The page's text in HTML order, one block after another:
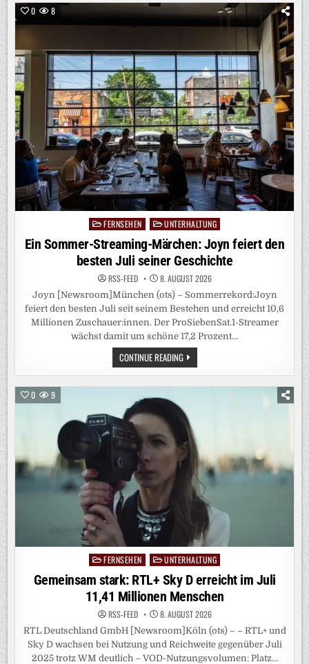
1992
ALLES
BEGANN:
MIT
„HEIDIFEST“
FEIERT
HEIDI
KLUM
AM
17.
SEPTEMBER
IHRE
GROSSE P
REMIERE B
EI R
TL U
ND A
UF R
TL+
0 8
Posted
in
FERNSEHEN UNTERHALTUNG
Ein Sommer-Streaming-Märchen: Joyn feiert den
besten Juli seiner Geschichte
RSS-FEED 8. AUGUST 2026
Joyn [Newsroom]München (ots) – Sommerrekord:Joyn
feiert den besten Juli seit seinem Bestehen und erreicht 10,6
Millionen Zuschauer:innen. Der ProSiebenSat.1-Streamer
wächst damit um schöne 17,2 Prozent…
CONTINUE READINGEIN
SOMMER-
STREAMING-
MÄRCHEN:
DEN
BESTEN
JULI
SEINER
GESCHICHTE
0 9
PostedFERNSEHEN UNTERHALTUNG
Gemeinsam stark: RTL+ Sky D erreicht im Juli
11,41 Millionen Menschen
RSS-FEED 8. AUGUST 2026
RTL Deutschland GmbH [Newsroom]Köln (ots) – – RTL+ und
Sky D wachsen bei Nutzung und Reichweite gegenüber Juli
2025 trotz WM deutlich – VOD-Nutzungsvolumen: Platz…